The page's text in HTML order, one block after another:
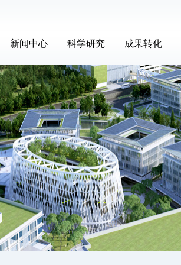
新闻中心 科学研究 成果转化